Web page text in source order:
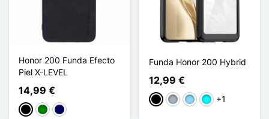
Honor 200 Funda Efecto
Piel X-LEVEL
14,99 €
NegroVerdeAzul marino
Funda Honor 200 Hybrid
12,99 €
NegroGris Azul claro
Cian+1